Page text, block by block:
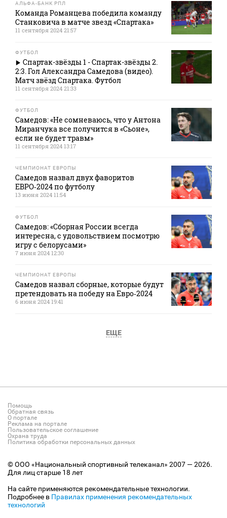
АЛЬФА-БАНК РПЛ
Команда Романцева победила команду
Станковича в матче звезд «Спартака»
11 сентября 2024 21:57
ФУТБОЛ
Спартак-звёзды 1 - Спартак-звёзды 2.
2:3. Гол Александра Самедова (видео).
Матч звёзд Спартака. Футбол
11 сентября 2024 21:33
ФУТБОЛ
Самедов: «Не сомневаюсь, что у Антона
Миранчука все получится в «Сьоне»,
если не будет травм»
11 сентября 2024 13:17
ЧЕМПИОНАТ ЕВРОПЫ
Самедов назвал двух фаворитов
ЕВРО‑2024 по футболу
13 июня 2024 11:54
ФУТБОЛ
Самедов: «Сборная России всегда
интересна, с удовольствием посмотрю
игру с белорусами»
7 июня 2024 12:30
ЧЕМПИОНАТ ЕВРОПЫ
Самедов назвал сборные, которые будут
претендовать на победу на Евро‑2024
6 июня 2024 19:41
ЕЩЕ
Помощь
Обратная связь
О портале
Реклама на портале
Пользовательское соглашение
Охрана труда
Политика обработки персональных данных
© ООО «Национальный спортивный телеканал» 2007 — 2026.
Для лиц старше 18 лет
На сайте применяются рекомендательные технологии.
Подробнее в Правилах применения рекомендательных
технологий